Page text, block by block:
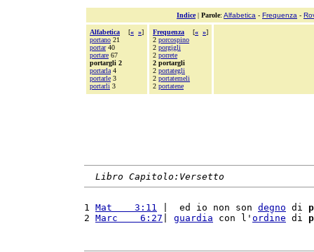
Indice| Parole: Alfabetica - Frequenza -
Alfabetica [« »]
portano 21
portar40
portare 67
portargli 2
portarla 4
portarle 3
portarli 3
Frequenza [« »]
2 porcospino
2 porgigli
2 porrete
2 portargli
2 portategli
2 portatemeli
2 portatene
Libro Capitolo:Versetto
1 Mat    3:11 |  ed io non son degno di
2 Marc    6:27 guardia con l' ordine di